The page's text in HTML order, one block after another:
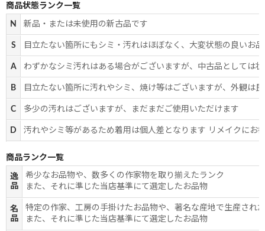
商品状態ランク一覧
N 新品・または未使用の新古品です
S 目立たない箇所にもシミ・汚れはほぼなく、大変状態の良いお
A わずかなシミ汚れはある場合がございますが、中古品としては
B 目立たない箇所に汚れやシミ、焼け等はございますが、外観は
C 多少の汚れはございますが、まだまだご使用いただけます
D 汚れやシミ等があるため着用は個人差となります リメイクにお
商品ランク一覧
逸
品
希少なお品物や、数多くの作家物を取り揃えたランク
また、それに準じた当店基準にて選定したお品物
名
品
特定の作家、工房の手掛けたお品物や、著名な産地で生産され
また、それに準じた当店基準にて選定したお品物